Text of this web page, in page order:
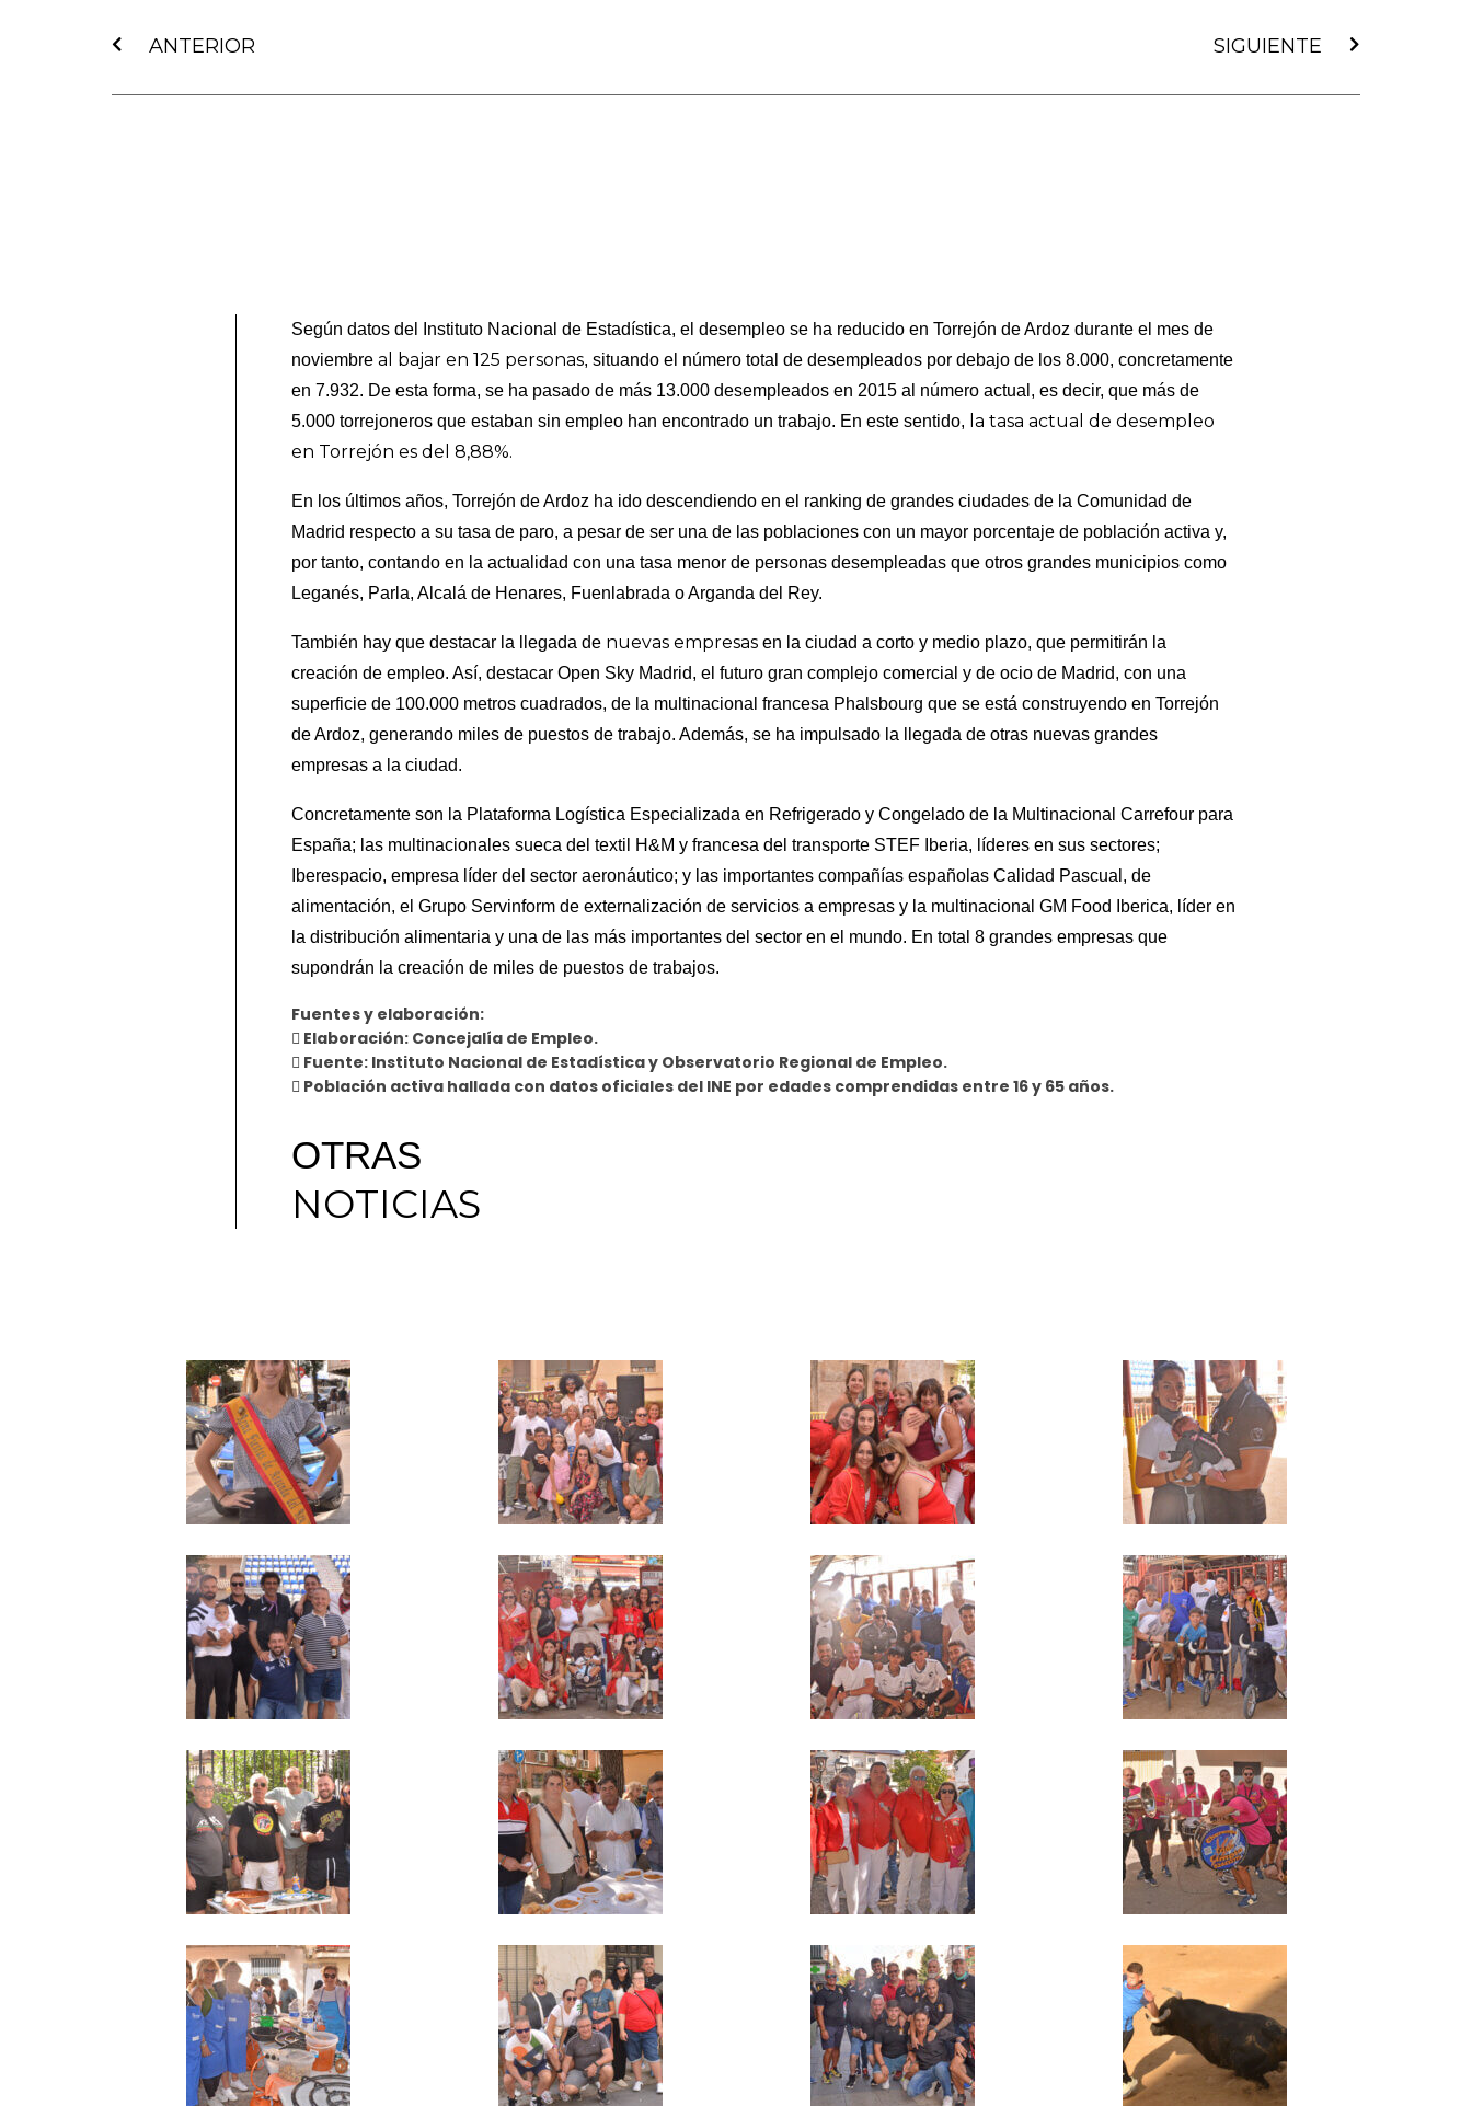
ANTERIOR SIGUIENTE
Según datos del Instituto Nacional de Estadística, el desempleo se ha reducido en Torrejón de Ardoz durante el mes de
noviembreal bajar en 125 personas, situando el número total de desempleados por debajo de los 8.000, concretamente
en 7.932. De esta forma, se ha pasado de más 13.000 desempleados en 2015 al número actual, es decir, que más de
5.000 torrejoneros que estaban sin empleo han encontrado un trabajo. En este sentido, la tasa actual de desempleo
en Torrejón es del 8,88%.
En los últimos años, Torrejón de Ardoz ha ido descendiendo en el ranking de grandes ciudades de la Comunidad de
Madrid respecto a su tasa de paro, a pesar de ser una de las poblaciones con un mayor porcentaje de población activa y,
por tanto, contando en la actualidad con una tasa menor de personas desempleadas que otros grandes municipios como
Leganés, Parla, Alcalá de Henares, Fuenlabrada o Arganda del Rey.
También hay que destacar la llegada de nuevas empresas en la ciudad a corto y medio plazo, que permitirán la
creación de empleo. Así, destacar Open Sky Madrid, el futuro gran complejo comercial y de ocio de Madrid, con una
superficie de 100.000 metros cuadrados, de la multinacional francesa Phalsbourg que se está construyendo en Torrejón
de Ardoz, generando miles de puestos de trabajo. Además, se ha impulsado la llegada de otras nuevas grandes
empresas a la ciudad.
Concretamente son la Plataforma Logística Especializada en Refrigerado y Congelado de la Multinacional Carrefour para
España; las multinacionales sueca del textil H&M y francesa del transporte STEF Iberia, líderes en sus sectores;
Iberespacio, empresa líder del sector aeronáutico; y las importantes compañías españolas Calidad Pascual, de
alimentación, el Grupo Servinform de externalización de servicios a empresas y la multinacional GM Food Iberica, líder en
la distribución alimentaria y una de las más importantes del sector en el mundo. En total 8 grandes empresas que
supondrán la creación de miles de puestos de trabajos.
Fuentes y elaboración:
 Elaboración: Concejalía de Empleo.
 Fuente: Instituto Nacional de Estadística y Observatorio Regional de Empleo.
 Población activa hallada con datos oficiales del INE por edades comprendidas entre 16 y 65 años.
OTRAS
NOTICIAS